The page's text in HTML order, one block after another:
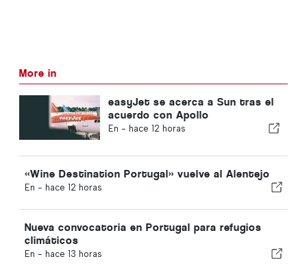
More in
easyJet se acerca a Sun tras el
acuerdo con Apollo
En - hace 12 horas
«Wine Destination Portugal» vuelve al Alentejo
En - hace 12 horas
Nueva convocatoria en Portugal para refugios
climáticos
En - hace 13 horas